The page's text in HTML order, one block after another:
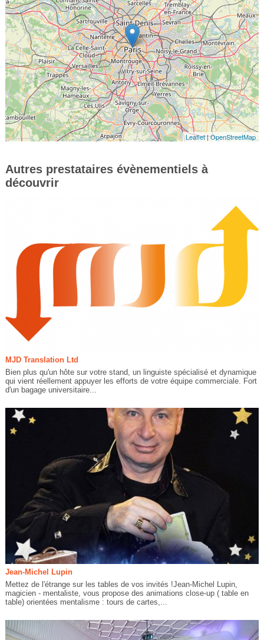
Leaflet|OpenStreetMap
Autres prestataires évènementiels à
découvrir
MJD Translation Ltd
Bien plus qu'un hôte sur votre stand, un linguiste spécialisé et dynamique
qui vient réellement appuyer les efforts de votre équipe commerciale. Fort
d'un bagage universitaire...
Jean-Michel Lupin
Mettez de l'étrange sur les tables de vos invités !Jean-Michel Lupin,
magicien - mentaliste, vous propose des animations close-up ( table en
table) orientées mentalisme : tours de cartes,...